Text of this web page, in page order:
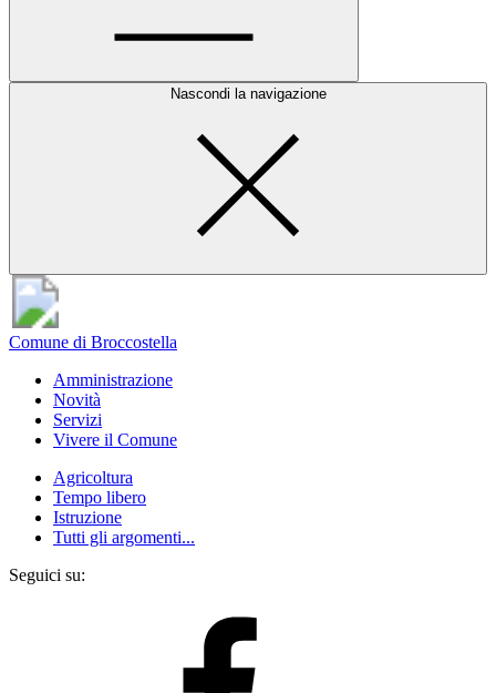
Nascondi la navigazione
Comune di Broccostella
Amministrazione
Novità
Servizi
Vivere il Comune
Agricoltura
Tempo libero
Istruzione
Tutti gli argomenti...
Seguici su: